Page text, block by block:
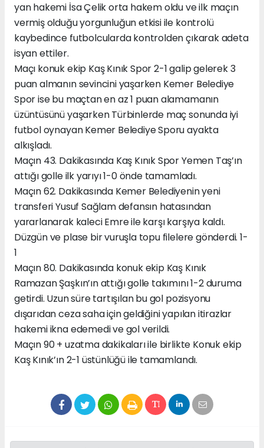
yan hakemi İsa Çelik orta hakem oldu ve ilk maçın
vermiş olduğu yorgunluğun etkisi ile kontrolü
kaybedince futbolcularda kontrolden çıkarak adeta
isyan ettiler.
Maçı konuk ekip Kaş Kınık Spor 2-1 galip gelerek 3
puan almanın sevincini yaşarken Kemer Belediye
Spor ise bu maçtan en az 1 puan alamamanın
üzüntüsünü yaşarken Türbinlerde maç sonunda iyi
futbol oynayan Kemer Belediye Sporu ayakta
alkışladı.
Maçın 43. Dakikasında Kaş Kınık Spor Yemen Taş’ın
attığı golle ilk yarıyı 1-0 önde tamamladı.
Maçın 62. Dakikasında Kemer Belediyenin yeni
transferi Yusuf Sağlam defansın hatasından
yararlanarak kaleci Emre ile karşı karşıya kaldı.
Düzgün ve plase bir vuruşla topu filelere gönderdi. 1-
1
Maçın 80. Dakikasında konuk ekip Kaş Kınık
Ramazan Şaşkın’ın attığı golle takımını 1-2 duruma
getirdi. Uzun süre tartışılan bu gol pozisyonu
dışarıdan ceza saha için geldiğini yapılan itirazlar
hakemi ikna edemedi ve gol verildi.
Maçın 90 + uzatma dakikaları ile birlikte Konuk ekip
Kaş Kınık’ın 2-1 üstünlüğü ile tamamlandı.